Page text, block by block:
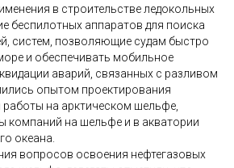
в строительстве ледокольных
беспилотных аппаратов для поиска
систем, позволяющие судам быстро
и обеспечивать мобильное
аварий, связанных с разливом
опытом проектирования
работы на арктическом шельфе,
компаний на шельфе и в акватории
океана.
вопросов освоения нефтегазовых